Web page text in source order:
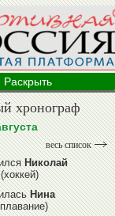
Раскрыть
хронограф
весь список
Николай
Нина